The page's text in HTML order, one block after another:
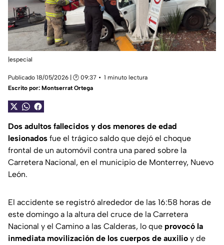
|especial
Publicado 18/05/2026 | 🕑 09:37
1 minuto lectura
Escrito por: Montserrat Ortega
Dos adultos fallecidos y dos menores de edad
lesionados fue el trágico saldo que dejó el choque
frontal de un automóvil contra una pared sobre la
Carretera Nacional, en el municipio de Monterrey, Nuevo
León.
El accidente se registró alrededor de las 16:58 horas de
este domingo a la altura del cruce de la Carretera
Nacional y el Camino a las Calderas, lo que provocó la
inmediata movilización de los cuerpos de auxilio y de